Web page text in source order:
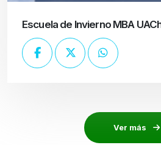
Escuela de Invierno MBA
Ver más